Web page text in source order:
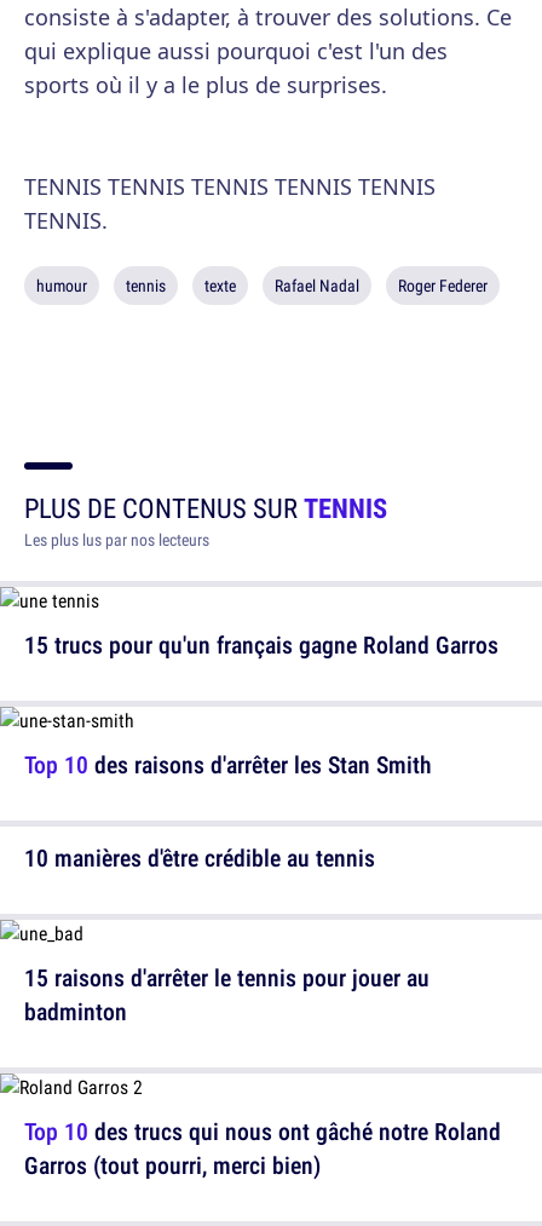
consiste à s'adapter, à trouver des solutions. Ce
qui explique aussi pourquoi c'est l'un des
sports où il y a le plus de surprises.
TENNIS TENNIS TENNIS TENNIS TENNIS
TENNIS.
humour tennis texte Rafael Nadal Roger Federer
PLUS DE CONTENUS SURTENNIS
Les plus lus par nos lecteurs
15 trucs pour qu'un français gagne Roland Garros
10 manières d'être crédible au tennis
Top 10 des trucs qui nous ont gâché notre Roland
Garros (tout pourri, merci bien)
Top 10 des raisons d'arrêter les Stan Smith
15 raisons d'arrêter le tennis pour jouer au
badminton